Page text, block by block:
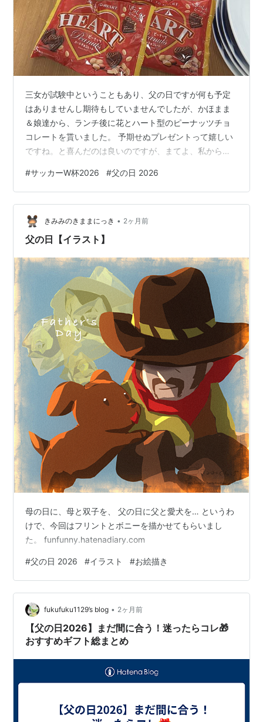
三女が試験中ということもあり、父の日ですが何も予定
はありませんし期待もしていませんでしたが、かほまま
＆娘達から、ランチ後に花とハート型のピーナッツチョ
コレートを貰いました。 予期せぬプレゼントって嬉しい
ですね。と喜んだのは良いのですが、まてよ、私からの
過去においても、殆ど何もしてこなかった私‥、親不孝息
子でごめんなさい🙇‍♀️そんな平和な1日だったのですが、夕
方に会社の先輩から連絡がありました。何事だろうかと
出てみると、先輩が実家のある石垣島に帰省された際
に、自宅で採れたパイナップルを持ち帰ったので要らな
#サッカーW杯2026 #父の日 2026
きみみのきままにっき • 2ヶ月前
父の日【イラスト】
母の日に、母と双子を、 父の日に父と愛犬を… というわ
けで、今回はフリントとボニーを描かせてもらいまし
た。 funfunny.hatenadiary.com
#父の日 2026 #イラスト #お絵描き
fukufuku1129’s blog • 2ヶ月前
【父の日2026】まだ間に合う！迷ったらコレ🎁
おすすめギフト総まとめ